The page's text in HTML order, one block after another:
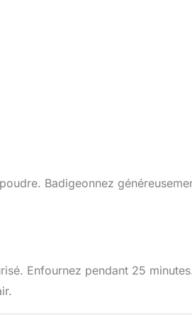
Badigeonnez
Enfournez pendant 25